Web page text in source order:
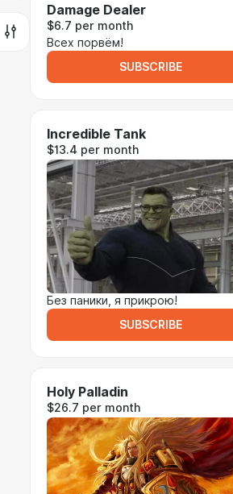
Damage Dealer
$6.7 per month
Всех порвём!
SUBSCRIBE
Incredible Tank
$13.4 per month
Без паники, я прикрою!
SUBSCRIBE
Holy Palladin
$26.7 per month